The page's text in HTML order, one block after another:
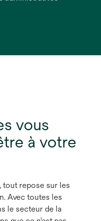
vous
à votre
tout repose sur les
Avec toutes les
le secteur de la